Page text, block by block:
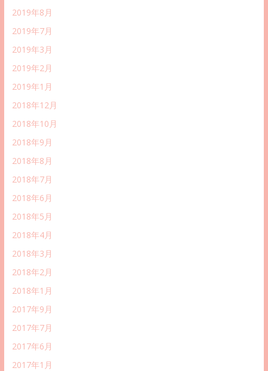
2019年8月
2019年7月
2019年3月
2019年2月
2019年1月
2018年12月
2018年10月
2018年9月
2018年8月
2018年7月
2018年6月
2018年5月
2018年4月
2018年3月
2018年2月
2018年1月
2017年9月
2017年7月
2017年6月
2017年1月